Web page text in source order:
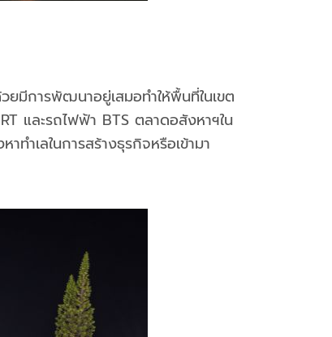
ยมีการพัฒนาอยู่เสมอทำให้พื้นที่ในเขต
และรถไฟฟ้า BTS ตลาดอสังหาฯใน
ำเลในการสร้างธุรกิจหรือเข้ามา